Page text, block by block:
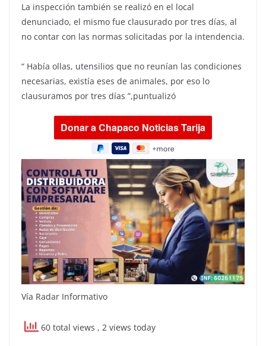
La inspección también se realizó en el local
denunciado, el mismo fue clausurado por tres días, al
no contar con las normas solicitadas por la intendencia.
“ Había ollas, utensilios que no reunían las condiciones
necesarias, existía eses de animales, por eso lo
clausuramos por tres días ”,puntualizó
Vía Radar Informativo
60 total views , 2 views today